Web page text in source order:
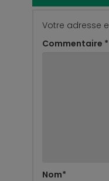
Votre adresse
Commentaire *
Nom*